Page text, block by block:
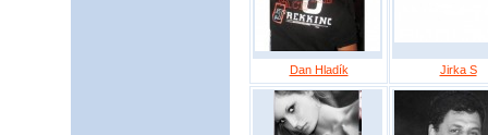
Dan Hladík Jirka S